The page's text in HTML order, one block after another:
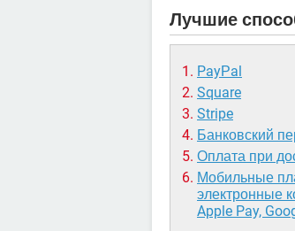
Лучшие
PayРal
Square
Stripe
Банковский
Оплата при
Мобильные
электронные
Apple Pay,